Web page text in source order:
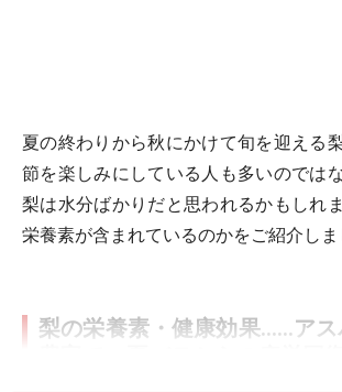
夏の終わりから秋にかけて旬を迎える
節を楽しみにしている人も多いのでは
梨は水分ばかりだと思われるかもしれ
栄養素が含まれているのかをご紹介しま
梨の栄養素・健康効果……アス